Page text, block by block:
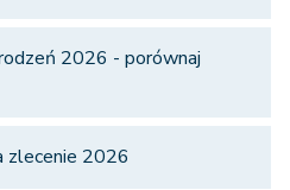
2026 - porównaj
zlecenie 2026